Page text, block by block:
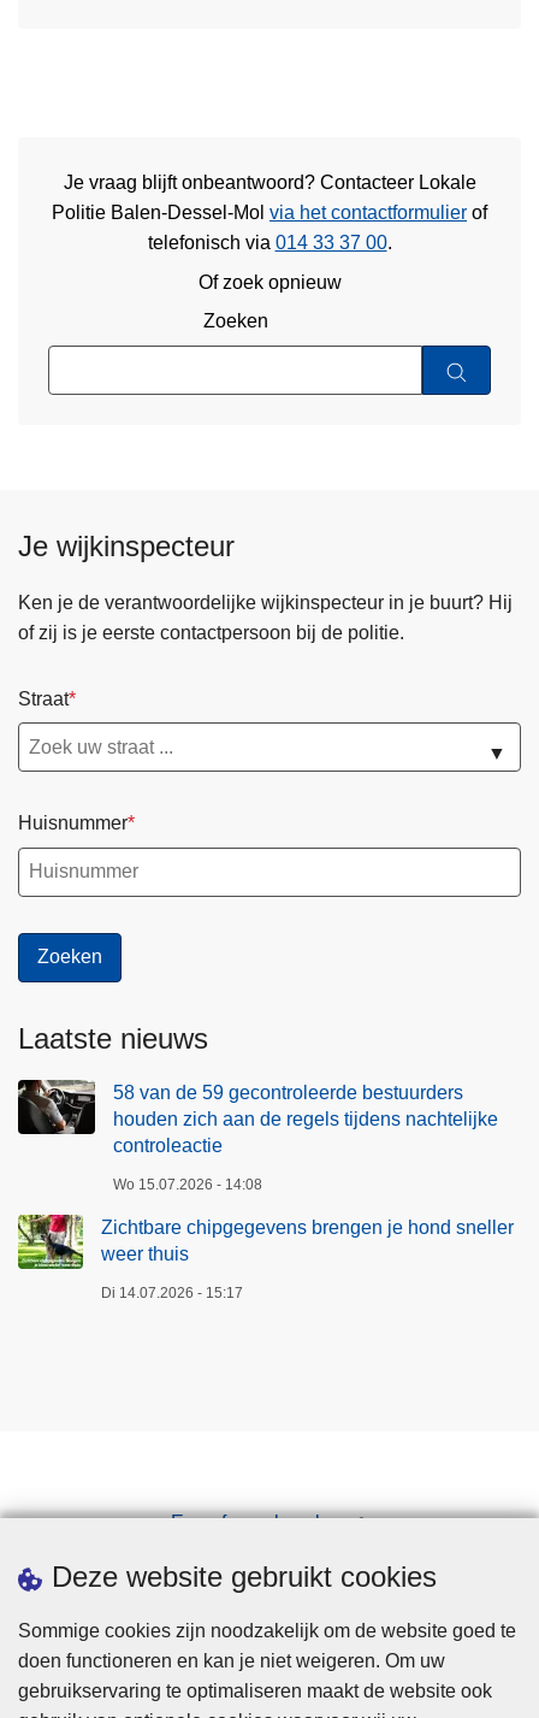
Deze website gebruikt cookies
Sommige cookies zijn noodzakelijk om de website goed te
doen functioneren en kan je niet weigeren. Om uw
gebruikservaring te optimaliseren maakt de website ook
Je vraag blijft onbeantwoord? Contacteer Lokale
Politie Balen-Dessel-Mol via het contactformulier of
telefonisch via 014 33 37 00.
Of zoek opnieuw
Zoeken
Je wijkinspecteur
Ken je de verantwoordelijke wijkinspecteur in je buurt? Hij
of zij is je eerste contactpersoon bij de politie.
Straat
▼
Huisnummer
Laatste nieuws
58 van de 59 gecontroleerde bestuurders
houden zich aan de regels tijdens nachtelijke
controleactie
Wo 15.07.2026 - 14:08
Zichtbare chipgegevens brengen je hond sneller
weer thuis
Di 14.07.2026 - 15:17
Een afspraak maken